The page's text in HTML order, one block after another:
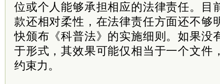
位或个人能够承担相应的法律责任。目
款还相对柔性，在法律责任方面还不够
快颁布《科普法》的实施细则。如果没
于形式，其效果可能仅相当于一个文件
约束力。